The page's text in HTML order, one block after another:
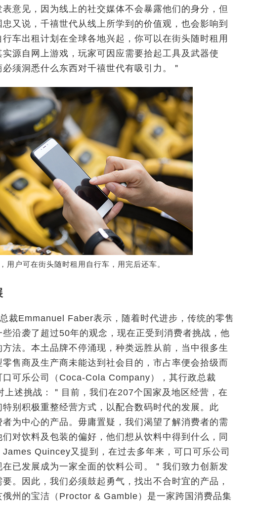
意见，因为线上的社交媒体不会暴露他们的身分，但
又说，千禧世代从线上所学到的价值观，也会影响到
车出租计划在全球各地兴起，你可以在街头随时租用
源自网上游戏，玩家可因应需要拾起工具及武器使
须洞悉什么东西对千禧世代有吸引力。＂
用户可在街头随时租用自行车，用完后还车。
裁Emmanuel Faber表示，随着时代进步，传统的零售
沿袭了超过50年的观念，现在正受到消费者挑战，他
法。本土品牌不停涌现，种类远胜从前，当中很多生
售商及生产商未能达到社会目的，市占率便会拾级而
可乐公司（Coca-Cola Company），其行政总裁
述挑战：＂目前，我们在207个国家及地区经营，在
别积极重整经营方式，以配合数码时代的发展。此
为中心的产品。毋庸置疑，我们渴望了解消费者的需
对饮料及包装的偏好，他们想从饮料中得到什么，同
Quincey又提到，在过去多年来，可口可乐公司
已发展成为一家全面的饮料公司。＂我们致力创新发
。因此，我们必须鼓起勇气，找出不合时宜的产品，
州的宝洁（Proctor & Gamble）是一家跨国消费品集